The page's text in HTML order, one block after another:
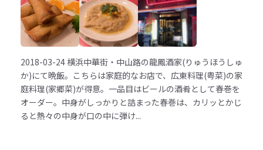
2018-03-24横浜中華街・中山路の龍鳳酒家(りゅうほうしゅ
か)にて晩飯。こちらは家庭的なお店で、広東料理(粤菜)の家
庭料理(家郷菜)が得意。一品目はビールの酒肴として春巻を
オーダー。中身がしっかりと詰まった春巻は、カリッとかじ
ると熱々の中身が口の中に弾け...